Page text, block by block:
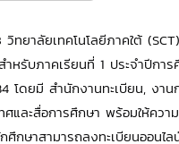
ยาลัยเทคโนโลยีภาคใต้
หรับภาคเรียนที่ 1 ประจำปีกา
ดยมี สำนักงานทะเบียน, งาน
ศและสื่อการศึกษา พร้อมให้คว
ศึกษาสามารถลงทะเบียนออนไ